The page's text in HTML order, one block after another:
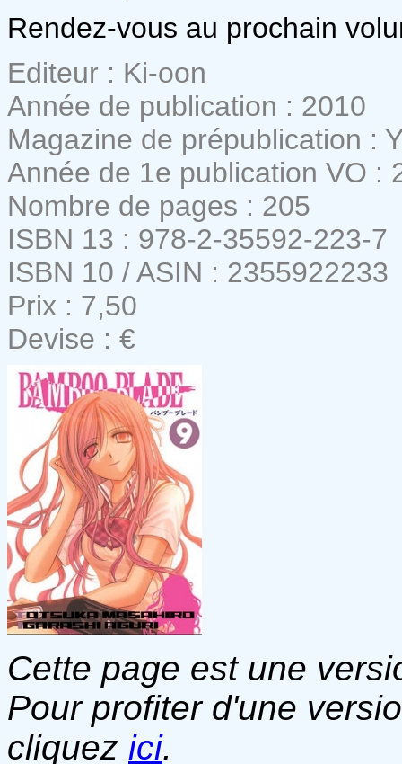
Rendez-vous au prochain
Editeur : Ki-oon
Année de publication : 2010
Magazine de prépublication :
Année de 1e publication VO :
Nombre de pages : 205
ISBN 13 : 978-2-35592-223-7
ISBN 10 / ASIN : 2355922233
Prix : 7,50
Devise : €
Cette page est une
Pour profiter d'une
cliquez ici.